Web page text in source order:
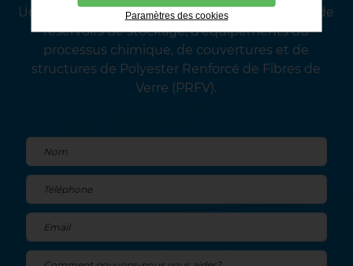
Une entreprise de référence dans la fabrication de
réservoirs de stockage, d’équipements du
processus chimique, de couvertures et de
structures de Polyester Renforcé de Fibres de
Verre (PRFV).
Paramètres des cookies